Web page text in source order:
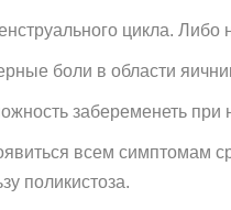
цикла.
боли в области
забеременеть при
всем симптомам
поликистоза.